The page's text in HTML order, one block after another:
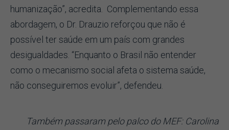
humanização”, acredita. Complementando essa
abordagem, o Dr. Drauzio reforçou que não é
possível ter saúde em um país com grandes
desigualdades. “Enquanto o Brasil não entender
como o mecanismo social afeta o sistema saúde,
não conseguiremos evoluir”, defendeu.
Também passaram pelo palco do MEF: Carolina